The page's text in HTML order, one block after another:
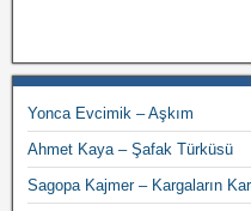
Yonca Evcimik – Aşkım
Ahmet Kaya – Şafak Türküsü
Sagopa Kajmer – Kargaların